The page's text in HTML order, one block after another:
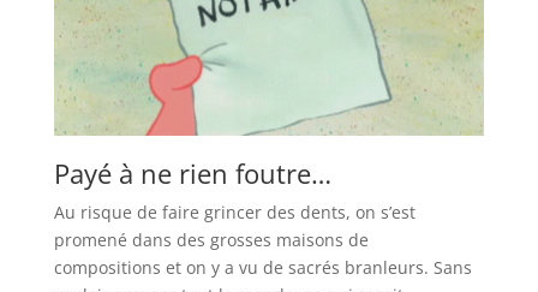
Payé à ne rien foutre…
Au risque de faire grincer des dents, on s’est
promené dans des grosses maisons de
compositions et on y a vu de sacrés branleurs. Sans